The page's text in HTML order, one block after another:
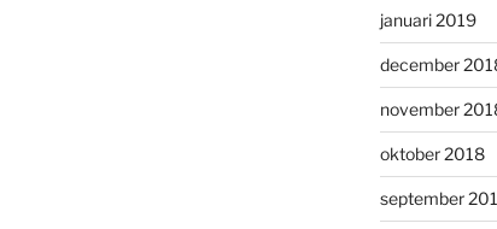
januari 2019
december
november
oktober 2018
september